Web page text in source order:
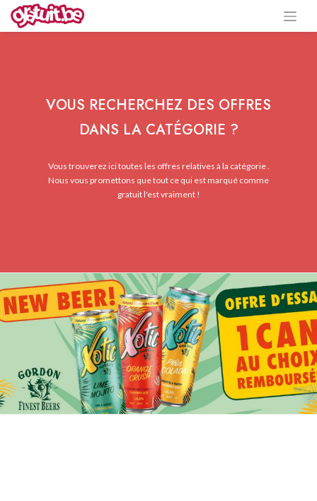
VOUS RECHERCHEZ DES OFFRES
DANS LA CATÉGORIE ?
Vous trouverez ici toutes les offres relatives à la catégorie .
Nous vous promettons que tout ce qui est marqué comme
gratuit l'est vraiment !